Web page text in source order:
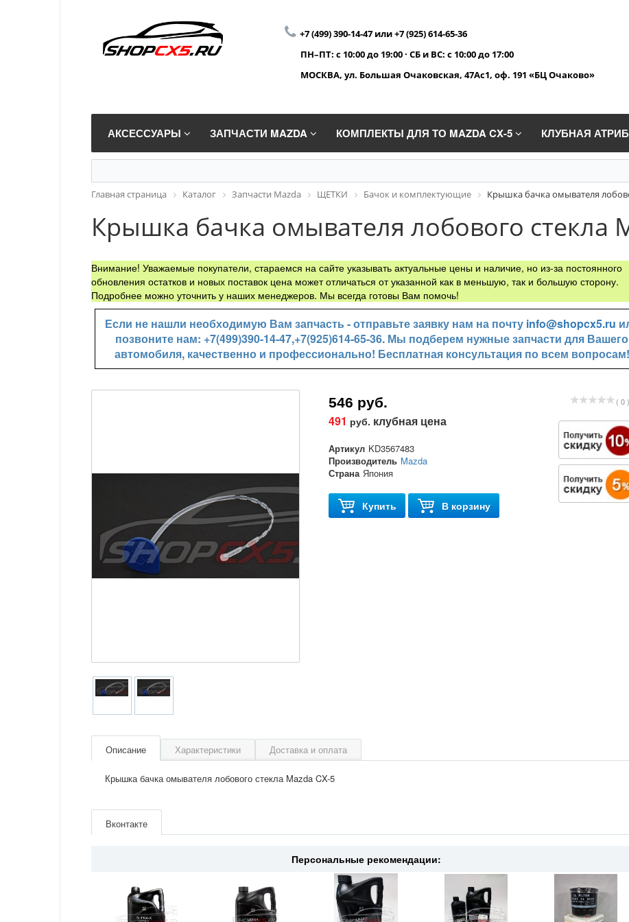
+7 (499) 390-14-47 или +7 (925) 614-65-36
ПН–ПТ: с 10:00 до 19:00 · СБ и ВС: с 10:00 до 17:00
МОСКВА, ул. Большая Очаковская, 47Ас1, оф. 191 «БЦ Очаково»
АКСЕССУАРЫ ЗАПЧАСТИ MAZDA КОМПЛЕКТЫ ДЛЯ ТО MAZDA CX-5 КЛУБНАЯ
Главная страница Каталог Запчасти Mazda ЩЕТКИ Бачок и комплектующие Крышка бачка омывателя
Крышка бачка омывателя лобового стекла
Внимание! Уважаемые покупатели, стараемся на сайте указывать актуальные цены и наличие, но из-за постоянного
обновления остатков и новых поставок цена может отличаться от указанной как в меньшую, так и большую сторону.
Подробнее можно уточнить у наших менеджеров. Мы всегда готовы Вам помочь!
Если не нашли необходимую Вам запчасть - отправьте заявку нам на почту info@shopcx5.ru
позвоните нам: +7(499)390-14-47,+7(925)614-65-36. Мы подберем нужные запчасти для Вашего
автомобиля, качественно и профессионально! Бесплатная консультация по всем вопросам!
( 0 )
546 руб.
491 руб. клубная цена
Артикул KD3567483
Производитель Mazda
Страна Япония
Купить В корзину
Описание Характеристики Доставка и оплата
Крышка бачка омывателя лобового стекла Mazda CX-5
Страна Япония
Вконтакте
Персональные рекомендации: